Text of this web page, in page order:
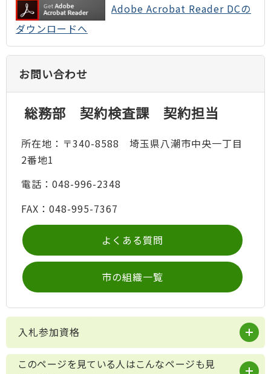
Adobe Acrobat Reader DCの
ダウンロードへ
お問い合わせ
総務部 契約検査課 契約担当
所在地：〒340-8588 埼玉県八潮市中央一丁目
2番地1
電話：048-996-2348
FAX：048-995-7367
よくある質問
市の組織一覧
入札参加資格
このページを見ている人はこんなページも見